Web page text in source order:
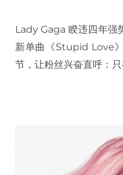
Lady Gaga 睽违四年强
新单曲《Stupid Love
节，让粉丝兴奋直呼：